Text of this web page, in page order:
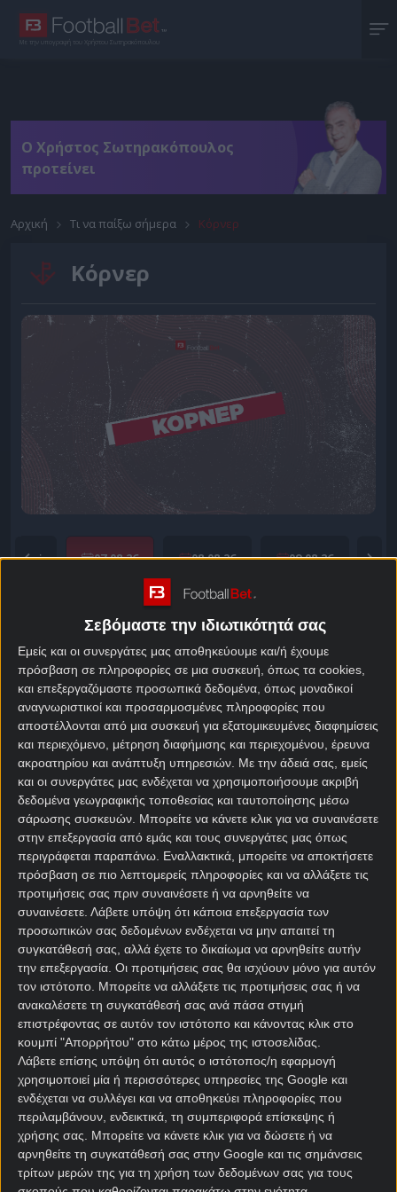
Σεβόμαστε την ιδιωτικότητά σας
Εμείς και οι συνεργάτες μας αποθηκεύουμε και/ή έχουμε
πρόσβαση σε πληροφορίες σε μια συσκευή, όπως τα cookies,
και επεξεργαζόμαστε προσωπικά δεδομένα, όπως μοναδικοί
αναγνωριστικοί και προσαρμοσμένες πληροφορίες που
αποστέλλονται από μια συσκευή για εξατομικευμένες διαφημίσεις
και περιεχόμενο, μέτρηση διαφήμισης και περιεχομένου, έρευνα
ακροατηρίου και ανάπτυξη υπηρεσιών. Με την άδειά σας, εμείς
και οι συνεργάτες μας ενδέχεται να χρησιμοποιήσουμε ακριβή
δεδομένα γεωγραφικής τοποθεσίας και ταυτοποίησης μέσω
σάρωσης συσκευών. Μπορείτε να κάνετε κλικ για να συναινέσετε
στην επεξεργασία από εμάς και τους συνεργάτες μας όπως
περιγράφεται παραπάνω. Εναλλακτικά, μπορείτε να αποκτήσετε
πρόσβαση σε πιο λεπτομερείς πληροφορίες και να αλλάξετε τις
προτιμήσεις σας πριν συναινέσετε ή να αρνηθείτε να
συναινέσετε. Λάβετε υπόψη ότι κάποια επεξεργασία των
προσωπικών σας δεδομένων ενδέχεται να μην απαιτεί τη
συγκατάθεσή σας, αλλά έχετε το δικαίωμα να αρνηθείτε αυτήν
την επεξεργασία. Οι προτιμήσεις σας θα ισχύουν μόνο για αυτόν
τον ιστότοπο. Μπορείτε να αλλάξετε τις προτιμήσεις σας ή να
ανακαλέσετε τη συγκατάθεσή σας ανά πάσα στιγμή
επιστρέφοντας σε αυτόν τον ιστότοπο και κάνοντας κλικ στο
κουμπί "Απορρήτου" στο κάτω μέρος της ιστοσελίδας.
Λάβετε επίσης υπόψη ότι αυτός ο ιστότοπος/η εφαρμογή
χρησιμοποιεί μία ή περισσότερες υπηρεσίες της Google και
ενδέχεται να συλλέγει και να αποθηκεύει πληροφορίες που
περιλαμβάνουν, ενδεικτικά, τη συμπεριφορά επίσκεψης ή
χρήσης σας. Μπορείτε να κάνετε κλικ για να δώσετε ή να
αρνηθείτε τη συγκατάθεσή σας στην Google και τις σημάνσεις
τρίτων μερών της για τη χρήση των δεδομένων σας για τους
Με την υπογραφή του Χρήστου Σωτηρακόπουλου
O Χρήστος Σωτηρακόπουλος
προτείνει
Αρχική Τι να παίξω σήμερα Κόρνερ
Κόρνερ
07.08.26 08.08.26 09.08.26
Κόρνερ της ημέρας
Δεν υπάρχουν προγνωστικά για 'Κόρνερ'.
Bet Builder 1
Over/Under
3
Powered by
Δυάδες
Powered by
Τριάδες 1 Ισοπαλίες 2
Σκόρερ Ακριβές Σκορ
Ειδικά Κόρνερ
Μακροχρόνια Τσάμπιονς Λιγκ
Προτάσεις tipster Σούπερ Λιγκ
Πρέμιερ Λιγκ Α Ιταλίας
Περισσότερα άρθρα